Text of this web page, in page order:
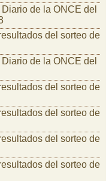
de la ONCE del
del sorteo de
de la ONCE del
del sorteo de
del sorteo de
del sorteo de
del sorteo de